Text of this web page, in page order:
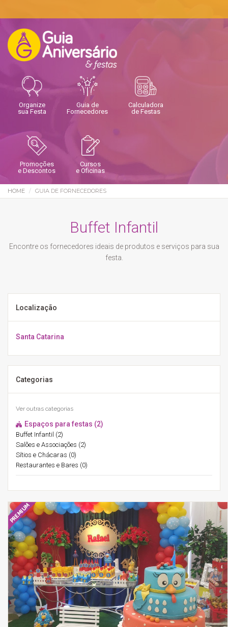
Organize
sua Festa
Guia de
Fornecedores
Calculadora
de Festas
Promoções
e Descontos
Cursos
e Oficinas
HOME GUIA DE FORNECEDORES
Buffet Infantil
Encontre os fornecedores ideais de produtos e serviços para sua
festa.
Localização
Santa Catarina
Categorias
Ver outras categorias
Espaços para festas (2)
Buffet Infantil (2)
Salões e Associações (2)
Sítios e Chácaras (0)
Restaurantes e Bares (0)